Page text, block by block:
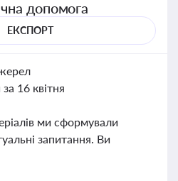
допомога
ЕКСПОРТ
16 квітня
ми сформували
запитання. Ви